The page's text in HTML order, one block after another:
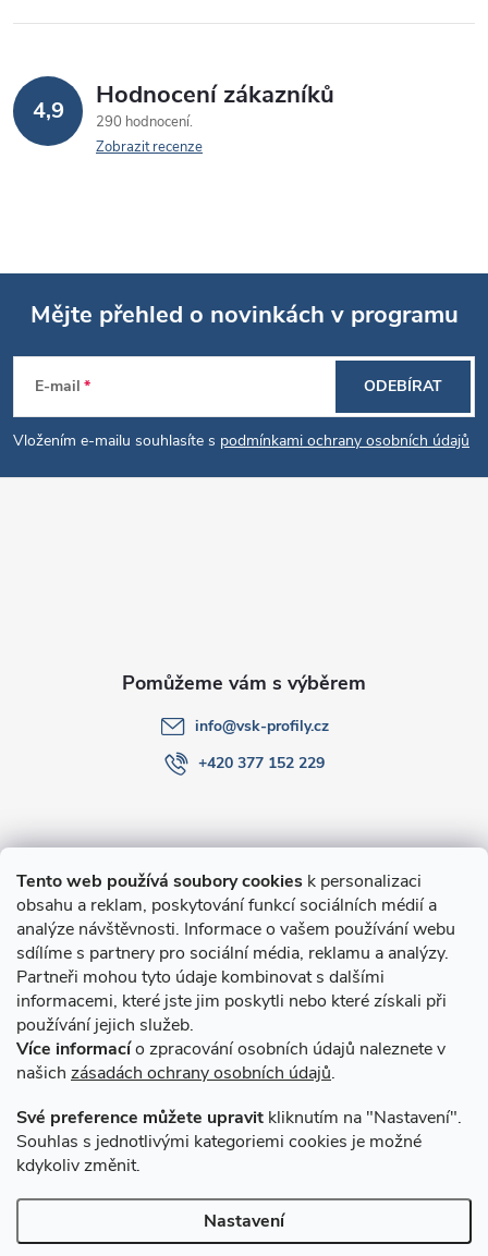
Tento web používá soubory cookies k personalizaci
obsahu a reklam, poskytování funkcí sociálních médií a
analýze návštěvnosti. Informace o vašem používání webu
sdílíme s partnery pro sociální média, reklamu a analýzy.
Partneři mohou tyto údaje kombinovat s dalšími
informacemi, které jste jim poskytli nebo které získali při
používání jejich služeb.
Více informacío zpracování osobních údajů naleznete v
našich zásadách ochrany osobních údajů.
Své preference můžete upravit kliknutím na "Nastavení".
Souhlas s jednotlivými kategoriemi cookies je možné
kdykoliv změnit.
Nastavení
4,9 Hodnocení zákazníků
290 hodnocení
Zobrazit recenze
Z
á
p
Mějte přehled o novinkách v programu
E-mail
Vložením e-mailu souhlasíte s podmínkami ochrany osobních údajů
ODEBÍRAT
O nákupu
Novinky v programu Alusic
Archiv
info@vsk-profily.cz
+420 377 152 229
Způsoby dopravy